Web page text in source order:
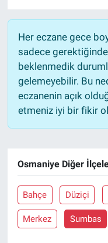
Her eczane gece
sadece
beklenmedik
gelemeyebilir. Bu
eczanenin açık
etmeniz iyi bir fikir
Osmaniye Diğer
Bahçe Düziçi
Merkez Sumbas